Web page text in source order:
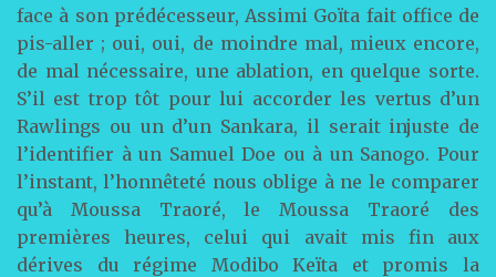
face à son prédécesseur, Assimi Goïta fait office de
pis-aller ; oui, oui, de moindre mal, mieux encore,
de mal nécessaire, une ablation, en quelque sorte.
S’il est trop tôt pour lui accorder les vertus d’un
Rawlings ou un d’un Sankara, il serait injuste de
l’identifier à un Samuel Doe ou à un Sanogo. Pour
l’instant, l’honnêteté nous oblige à ne le comparer
qu’à Moussa Traoré, le Moussa Traoré des
premières heures, celui qui avait mis fin aux
dérives du régime Modibo Keïta et promis la